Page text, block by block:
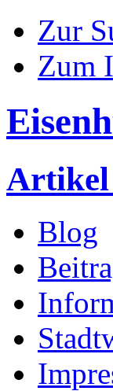
Zur
Zum
Artikel
Blog